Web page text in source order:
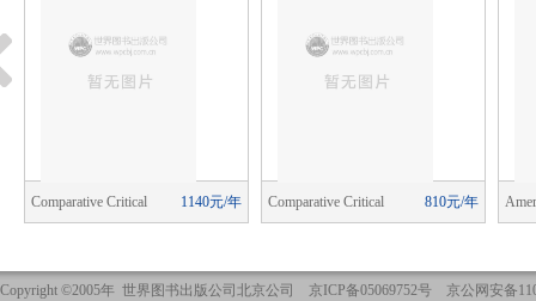
1140元/年
Comparative Critical 810元/年
Comparative Critical
Copyright ©2005年 世界图书出版公司北京公司 京ICP备05069752号 京公网安备